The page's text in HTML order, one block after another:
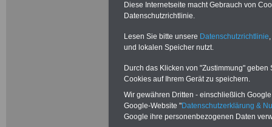
Neu
Beamte
Das beliebte
Diese Internetseite macht Gebrauch von
Datenschutzrichtlinie.
Lesen Sie bitte unsere Datenschutzrichtlinie
und lokalen Speicher nutzt.
Durch das Klicken von "Zustimmung"
Cookies auf Ihrem Gerät zu speichern.
Wir gewähren Dritten - einschließlich
Google-Website "Datenschutzerklärung &
Google ihre personenbezogenen Daten